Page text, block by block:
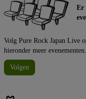
Er
Volg Pure Rock Japan Live
hieronder meer evenementen.
Volgen